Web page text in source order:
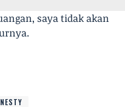
saya tidak akan